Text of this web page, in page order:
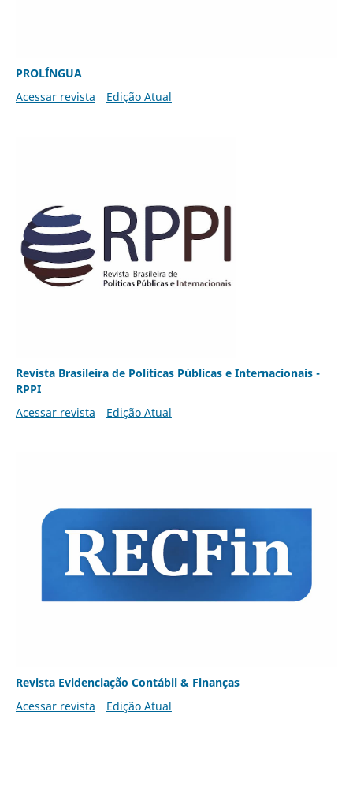
PROLÍNGUA
Acessar revista
Edição Atual
Revista Brasileira de Políticas Públicas e Internacionais -
RPPI
Acessar revista
Edição Atual
Revista Evidenciação Contábil & Finanças
Acessar revista
Edição Atual